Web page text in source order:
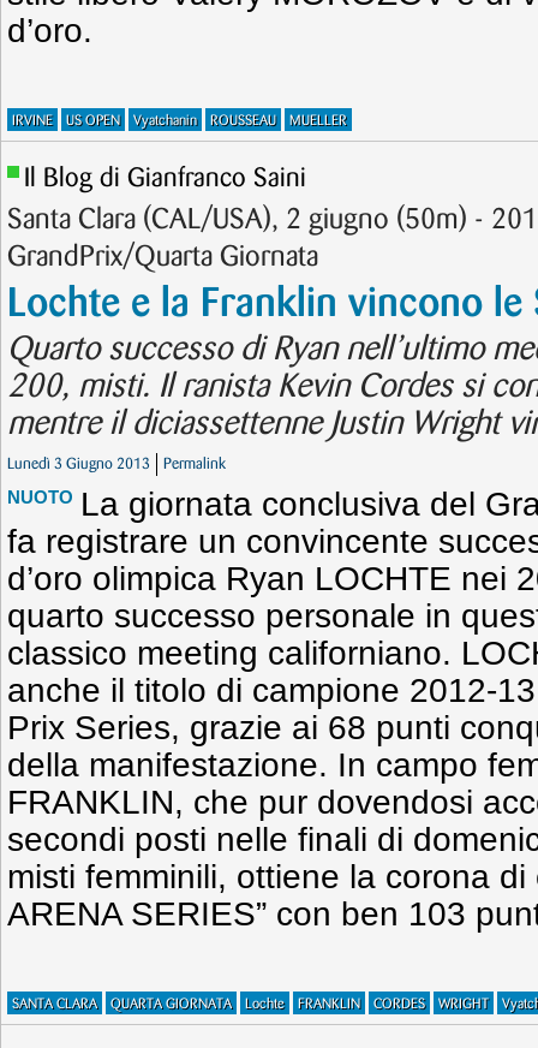
d’oro.
IRVINE US OPEN Vyatchanin ROUSSEAU MUELLER
Il Blog di Gianfranco Saini
Santa Clara (CAL/USA), 2 giugno (50m) -
GrandPrix/Quarta Giornata
Lochte e la Franklin vincono le
Quarto successo di Ryan nell’ultimo
200, misti. Il ranista Kevin Cordes si
mentre il diciassettenne Justin Wright
Lunedì 3 Giugno 2013 Permalink
NUOTO La giornata conclusiva del
fa registrare un convincente
d’oro olimpica Ryan LOCHTE nei
quarto successo personale in
classico meeting californiano.
anche il titolo di campione 2012-
Prix Series, grazie ai 68 punti
della manifestazione. In campo
FRANKLIN, che pur dovendosi
secondi posti nelle finali di
misti femminili, ottiene la corona di
ARENA SERIES” con ben 103
SANTA CLARA QUARTA GIORNATA Lochte FRANKLIN CORDES WRIGHT